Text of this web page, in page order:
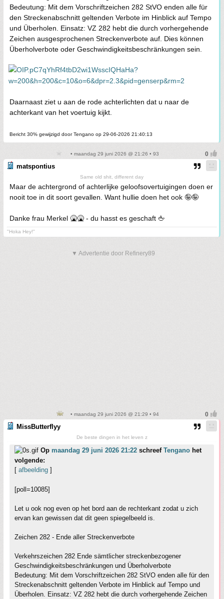
Bedeutung: Mit dem Vorschriftzeichen 282 StVO enden alle für
den Streckenabschnitt geltenden Verbote im Hinblick auf Tempo
und Überholen. Einsatz: VZ 282 hebt die durch vorhergehende
Zeichen ausgesprochenen Streckenverbote auf. Dies können
Überholverbote oder Geschwindigkeitsbeschränkungen sein.
Daarnaast ziet u aan de rode achterlichten dat u naar de
achterkant van het voertuig kijkt.
Bericht 30% gewijzigd door Tengano op 29-06-2026 21:40:13
• maandag 29 juni 2026 @ 21:26 • 93
matspontius
Same old shit, different day
Maar de achtergrond of achterlijke geloofsovertuigingen doen er
nooit toe in dit soort gevallen. Want hullie doen het ook 🤪🤪
Danke frau Merkel 🤮🤮 - du hasst es geschaft 🖕
"Hoka Hey!"
▼ Advertentie door Refinery89
• maandag 29 juni 2026 @ 21:29 • 94
MissButterflyy
De beste dingen in het leven z
Op maandag 29 juni 2026 21:22 schreef Tengano het
volgende:
[ afbeelding ]
[poll=10085]
Let u ook nog even op het bord aan de rechterkant zodat u zich
ervan kan gewissen dat dit geen spiegelbeeld is.
Zeichen 282 - Ende aller Streckenverbote
Verkehrszeichen 282 Ende sämtlicher streckenbezogener
Geschwindigkeitsbeschränkungen und Überholverbote
Bedeutung: Mit dem Vorschriftzeichen 282 StVO enden alle für den
Streckenabschnitt geltenden Verbote im Hinblick auf Tempo und
Überholen. Einsatz: VZ 282 hebt die durch vorhergehende Zeichen